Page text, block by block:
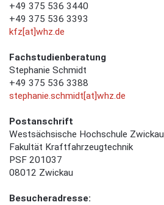
+49 375 536 3440
+49 375 536 3393
kfz[at]whz.de
Fachstudienberatung
Stephanie Schmidt
+49 375 536 3388
stephanie.schmidt[at]whz.de
Postanschrift
Westsächsische Hochschule Zwickau
Fakultät Kraftfahrzeugtechnik
PSF 201037
08012 Zwickau
Besucheradresse: